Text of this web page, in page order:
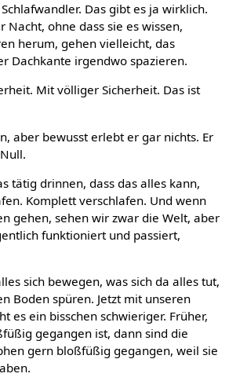
Das gibt es ja wirklich.
Nacht, ohne dass sie es wissen,
herum, gehen vielleicht, das
Dachkante irgendwo spazieren.
Mit völliger Sicherheit. Das ist
aber bewusst erlebt er gar nichts. Er
tätig drinnen, dass das alles kann,
Komplett verschlafen. Und wenn
gehen, sehen wir zwar die Welt, aber
funktioniert und passiert,
sich bewegen, was sich da alles tut,
Boden spüren. Jetzt mit unseren
es ein bisschen schwieriger. Früher,
gegangen ist, dann sind die
gern bloßfüßig gegangen, weil sie